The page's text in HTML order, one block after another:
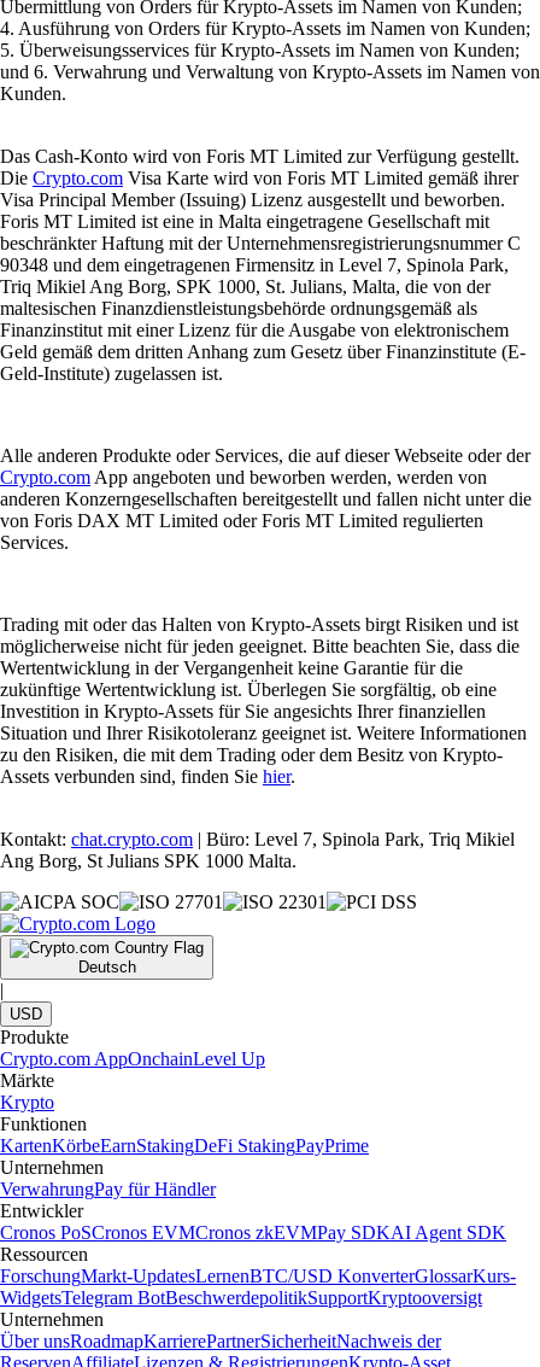
Übermittlung von Orders für Krypto-Assets im Namen von Kunden;
4. Ausführung von Orders für Krypto-Assets im Namen von Kunden;
5. Überweisungsservices für Krypto-Assets im Namen von Kunden;
und 6. Verwahrung und Verwaltung von Krypto-Assets im Namen von
Kunden.
Das Cash-Konto wird von Foris MT Limited zur Verfügung gestellt.
Die Crypto.com Visa Karte wird von Foris MT Limited gemäß ihrer
Visa Principal Member (Issuing) Lizenz ausgestellt und beworben.
Foris MT Limited ist eine in Malta eingetragene Gesellschaft mit
beschränkter Haftung mit der Unternehmensregistrierungsnummer C
90348 und dem eingetragenen Firmensitz in Level 7, Spinola Park,
Triq Mikiel Ang Borg, SPK 1000, St. Julians, Malta, die von der
maltesischen Finanzdienstleistungsbehörde ordnungsgemäß als
Finanzinstitut mit einer Lizenz für die Ausgabe von elektronischem
Geld gemäß dem dritten Anhang zum Gesetz über Finanzinstitute (E-
Geld-Institute) zugelassen ist.
Alle anderen Produkte oder Services, die auf dieser Webseite oder der
Crypto.com App angeboten und beworben werden, werden von
anderen Konzerngesellschaften bereitgestellt und fallen nicht unter die
von Foris DAX MT Limited oder Foris MT Limited regulierten
Services.
Trading mit oder das Halten von Krypto-Assets birgt Risiken und ist
möglicherweise nicht für jeden geeignet. Bitte beachten Sie, dass die
Wertentwicklung in der Vergangenheit keine Garantie für die
zukünftige Wertentwicklung ist. Überlegen Sie sorgfältig, ob eine
Investition in Krypto-Assets für Sie angesichts Ihrer finanziellen
Situation und Ihrer Risikotoleranz geeignet ist. Weitere Informationen
zu den Risiken, die mit dem Trading oder dem Besitz von Krypto-
Assets verbunden sind, finden Sie hier.
Kontakt: chat.crypto.com | Büro: Level 7, Spinola Park, Triq Mikiel
Ang Borg, St Julians SPK 1000 Malta.
Deutsch
|
USD
Produkte
Crypto.com AppOnchainLevel Up
Märkte
Krypto
Funktionen
KartenKörbeEarnStakingDeFi StakingPayPrime
Unternehmen
VerwahrungPay für Händler
Entwickler
Cronos PoSCronos EVMCronos zkEVMPay SDKAI Agent SDK
Ressourcen
ForschungMarkt-UpdatesLernenBTC/USD KonverterGlossarKurs-
WidgetsTelegram BotBeschwerdepolitikSupportKryptooversigt
Unternehmen
Über unsRoadmapKarrierePartnerSicherheitNachweis der
ReservenAffiliateLizenzen & RegistrierungenKrypto-Asset